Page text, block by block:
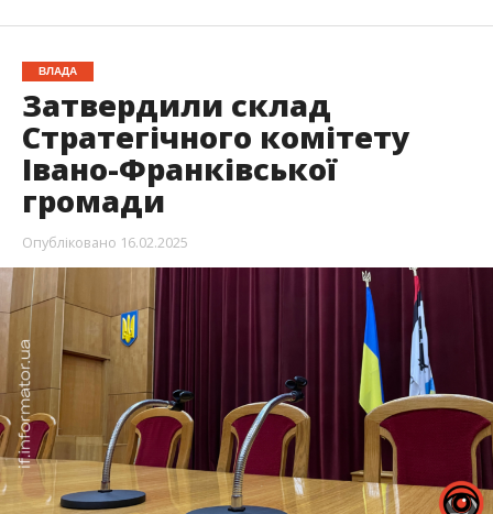
ВЛАДА
Затвердили склад
Стратегічного комітету
Івано-Франківської
громади
Опубліковано 16.02.2025